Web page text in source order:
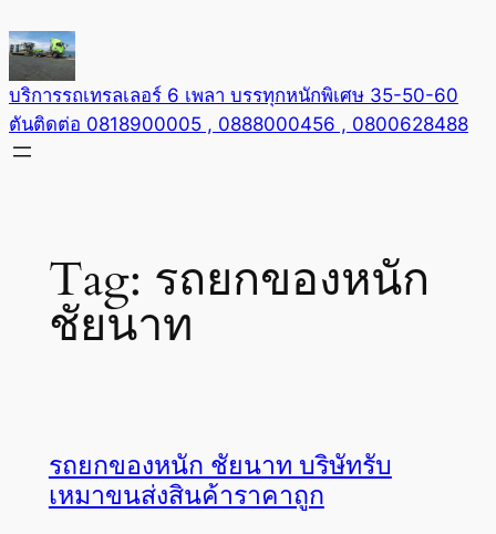
to
content
บริการรถเทรลเลอร์ 6 เพลา บรรทุกหนักพิเศษ 35-50-60
ตันติดต่อ 0818900005 , 0888000456 , 0800628488
Tag: รถยกของหนัก
ชัยนาท
รถยกของหนัก ชัยนาท บริษัทรับ
เหมาขนส่งสินค้าราคาถูก